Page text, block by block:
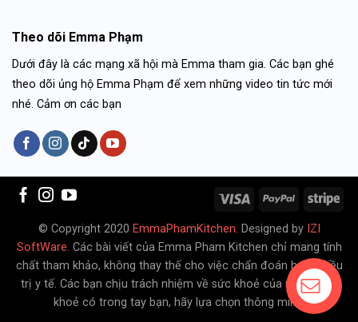
Theo dõi Emma Phạm
Dưới đây là các mạng xã hội mà Emma tham gia. Các bạn ghé
theo dõi ủng hộ Emma Phạm để xem những video tin tức mới
nhé. Cảm ơn các bạn
© Copyright 2020 EmmaPhamKitchen. Designed by IZI
SoftWare. Các bài viết của Emma Pham Kitchen chỉ mang tính
chất tham khảo, không thay thế cho việc chẩn đoán hoặc điều
trị y tế. Các bạn chịu trách nhiệm về sức khoẻ của mình. Sức
khoẻ có trong tay bạn, hãy lựa chọn thông minh.